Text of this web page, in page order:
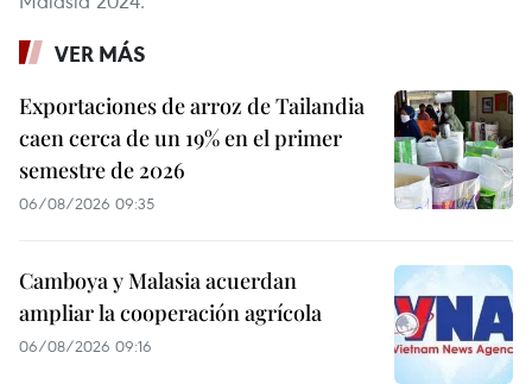
VER MÁS
Exportaciones de arroz de Tailandia
caen cerca de un 19% en el primer
semestre de 2026
06/08/2026 09:35
Camboya y Malasia acuerdan
ampliar la cooperación agrícola
06/08/2026 09:16